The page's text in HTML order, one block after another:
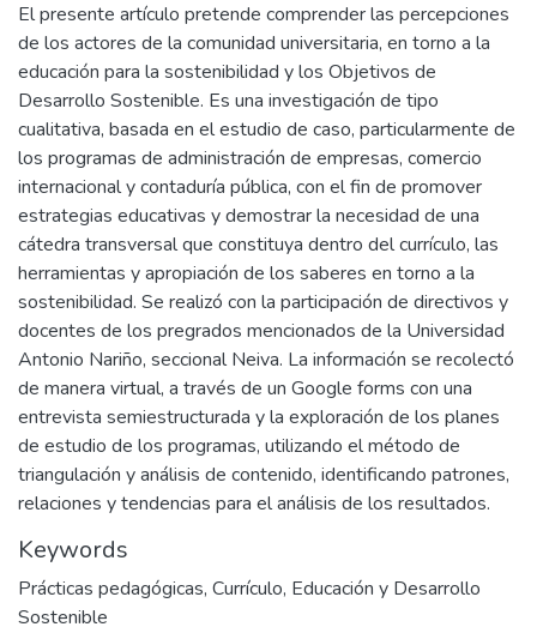
El presente artículo pretende comprender las percepciones
de los actores de la comunidad universitaria, en torno a la
educación para la sostenibilidad y los Objetivos de
Desarrollo Sostenible. Es una investigación de tipo
cualitativa, basada en el estudio de caso, particularmente de
los programas de administración de empresas, comercio
internacional y contaduría pública, con el fin de promover
estrategias educativas y demostrar la necesidad de una
cátedra transversal que constituya dentro del currículo, las
herramientas y apropiación de los saberes en torno a la
sostenibilidad. Se realizó con la participación de directivos y
docentes de los pregrados mencionados de la Universidad
Antonio Nariño, seccional Neiva. La información se recolectó
de manera virtual, a través de un Google forms con una
entrevista semiestructurada y la exploración de los planes
de estudio de los programas, utilizando el método de
triangulación y análisis de contenido, identificando patrones,
relaciones y tendencias para el análisis de los resultados.
Keywords
Prácticas pedagógicas, Currículo, Educación y Desarrollo
Sostenible